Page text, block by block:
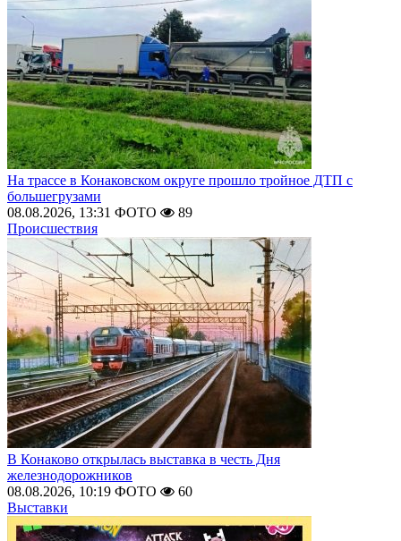
На трассе в Конаковском округе прошло тройное ДТП с
большегрузами
08.08.2026, 13:31 ФОТО
89
Происшествия
В Конаково открылась выставка в честь Дня
железнодорожников
08.08.2026, 10:19 ФОТО
60
Выставки